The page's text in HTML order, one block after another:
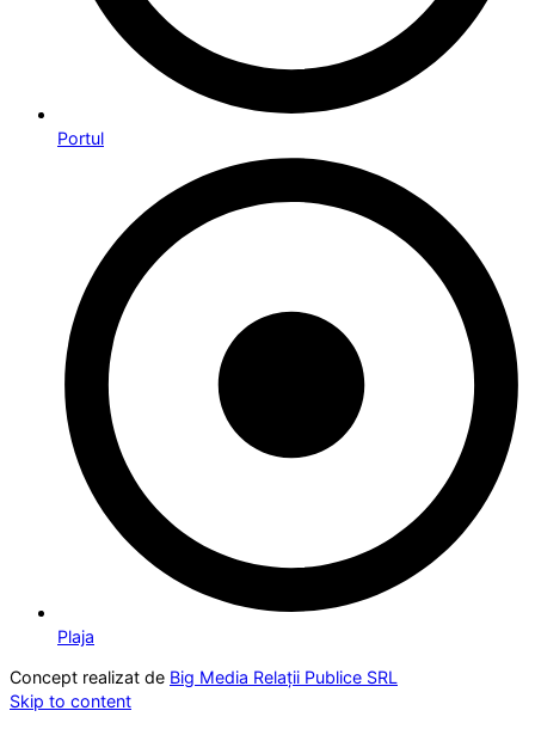
Portul
Plaja
Concept realizat de Big Media Relații Publice SRL
Skip to content